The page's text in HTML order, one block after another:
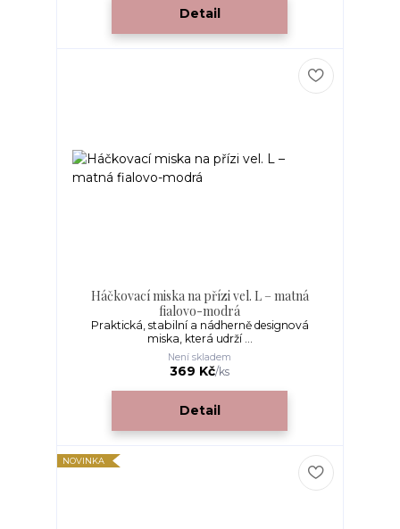
Detail
Háčkovací miska na přízi vel. L – matná
fialovo-modrá
Praktická, stabilní a nádherně designová
miska, která udrží ...
369 Kč/ks
Není skladem
Detail
NOVINKA